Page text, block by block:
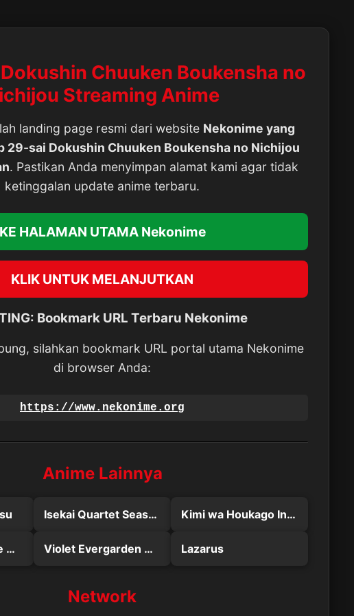
Chuuken Boukensha no
Streaming Anime
landing page resmi dari website Nekonime yang
29-sai Dokushin Chuuken Boukensha no Nichijou
. Pastikan Anda menyimpan alamat kami agar tidak
ketinggalan update anime terbaru.
KE HALAMAN UTAMA Nekonime
KLIK UNTUK MELANJUTKAN
Bookmark URL Terbaru Nekonime
silahkan bookmark URL portal utama Nekonime
di browser Anda:
https://www.nekonime.org
Anime Lainnya
Isekai Quartet Season 3 Kimi wa Houkago Insomnia
Maou no Musume wa Yasashisugiru!! Violet Evergarden Gaiden: Eien to Jidou Shuki Ningyou Lazarus
Network